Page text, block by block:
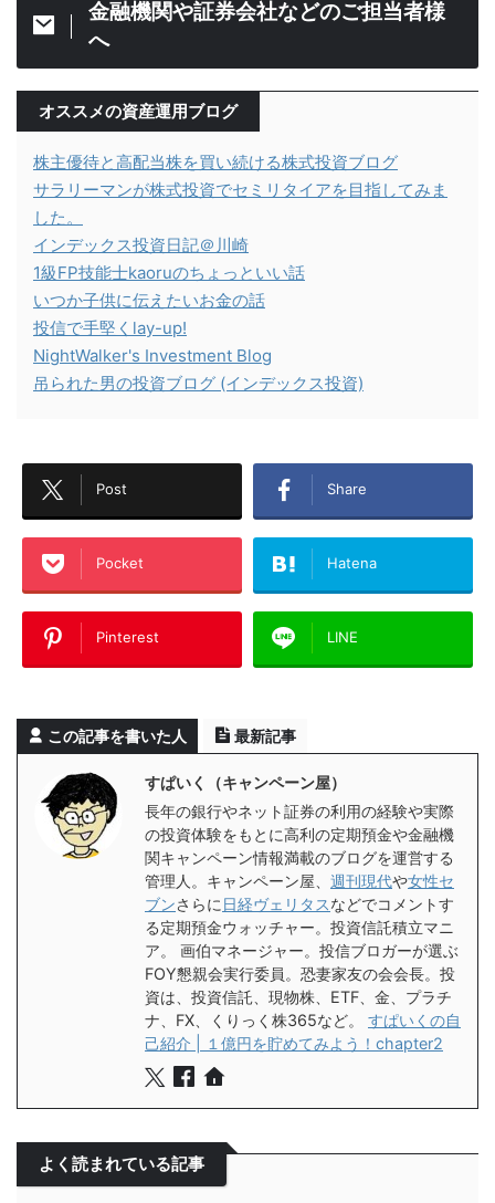
金融機関や証券会社などのご担当者様
へ
オススメの資産運用ブログ
株主優待と高配当株を買い続ける株式投資ブログ
サラリーマンが株式投資でセミリタイアを目指してみま
した。
インデックス投資日記＠川崎
1級FP技能士kaoruのちょっといい話
いつか子供に伝えたいお金の話
投信で手堅くlay-up!
NightWalker's Investment Blog
吊られた男の投資ブログ (インデックス投資)
Post Share
Pocket Hatena
Pinterest LINE
この記事を書いた人 最新記事
すぱいく（キャンペーン屋）
長年の銀行やネット証券の利用の経験や実際
の投資体験をもとに高利の定期預金や金融機
関キャンペーン情報満載のブログを運営する
管理人。キャンペーン屋、 週刊現代や女性セ
ブンさらに 日経ヴェリタスなどでコメントす
る定期預金ウォッチャー。投資信託積立マニ
ア。 画伯マネージャー。投信ブロガーが選ぶ
FOY懇親会実行委員。恐妻家友の会会長。投
資は、投資信託、現物株、ETF、金、プラチ
ナ、FX、くりっく株365など。 すぱいくの自
己紹介 | １億円を貯めてみよう！chapter2
よく読まれている記事